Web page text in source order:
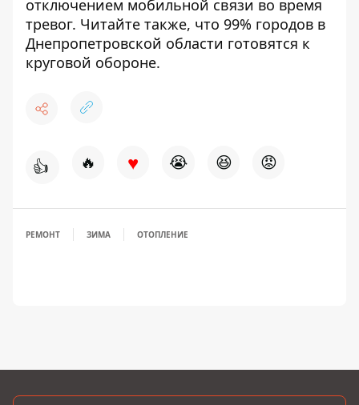
отключением мобильной связи во время
тревог. Читайте также, что 99% городов в
Днепропетровской области готовятся к
круговой обороне.
👍 🔥 ♥ 😭 😆 😡
РЕМОНТ ЗИМА ОТОПЛЕНИЕ